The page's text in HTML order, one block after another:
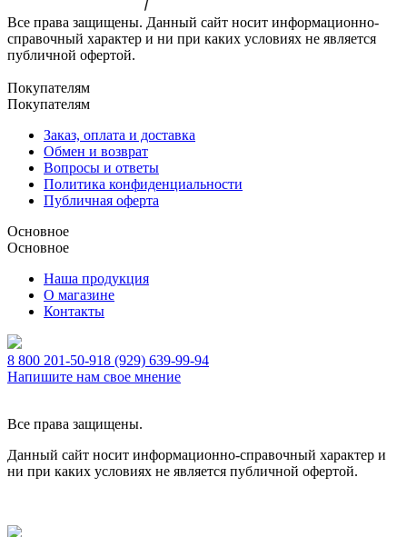
Все права защищены. Данный сайт носит информационно-
справочный характер и ни при каких условиях не является
публичной офертой.
Покупателям
Покупателям
Заказ, оплата и доставка
Обмен и возврат
Вопросы и ответы
Политика конфиденциальности
Публичная оферта
Основное
Основное
Наша продукция
О магазине
Контакты
8 800 201-50-918 (929) 639-99-94
Напишите нам свое мнение
Все права защищены.
Данный сайт носит информационно-справочный характер и
ни при каких условиях не является публичной офертой.